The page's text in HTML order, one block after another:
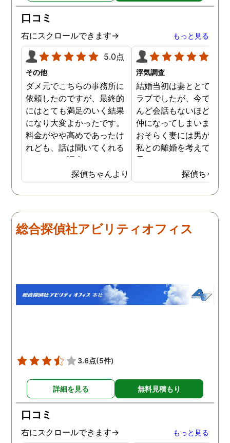
士の紹介やアドバイスもし
ていただき、これから夫と
闘う自信もつきました。 本
当にMJリサーチさんにそ
して代表の方に出会えてよ
かったと思いました。 今度
お会いできる時は、いい報
告ができるようにしたいで
す。
ざいました。
口コミ
右にスクロールできます→ もっと見る
5.0点
その他
ダメ元でこちらの事務所に
依頼したのですが、最終的
にはとても満足のいく結果
になり大変よかったです。
料金がやや高めであったけ
れども、話は聞いてくれる
しきちんと調査してくれる
しで非常に満足していま
す。調査が終わった後もし
っかりとサポートしていた
になりました。さすが調査
のプロフェッショナルだと
探偵ちゃんより
浮気調査
結婚当初は妻ととてもラ
ラブでしたが、今ではほ
んど会話もないほど険悪
仲になってしまいました
おそらく妻には男がおり
私との離婚を考えている
思います。そこでどうせ
婚をするのならと思い、
の不倫の証拠を押さえて
から離婚を提案すること
みの日に妻は外出するこ
が多く、探偵にもその旨
入り、妻が男とラブホテ
に入って行った瞬間を押
えたとのことでした。あ
探偵ちゃん
総合探偵社アビリティオフィス
3.6点(5件)
詳細を見る 無料見積もり
口コミ
右にスクロールできます→ もっと見る